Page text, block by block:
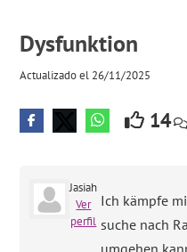
Dysfunktion
Actualizado el 26/11/2025
14
Jasiah
Ver
perfil
Ich kämpfe
suche nach
umgehen